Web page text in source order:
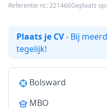
Referentie nr.: 221466Geplaats
Plaats je CV- Bij
tegelijk!
Bolsward
MBO